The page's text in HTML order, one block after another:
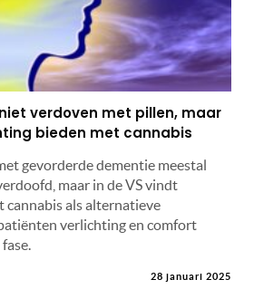
verdoven met pillen, maar
bieden met cannabis
gevorderde dementie meestal
maar in de VS vindt
cannabis als alternatieve
verlichting en comfort
28 januari 2025